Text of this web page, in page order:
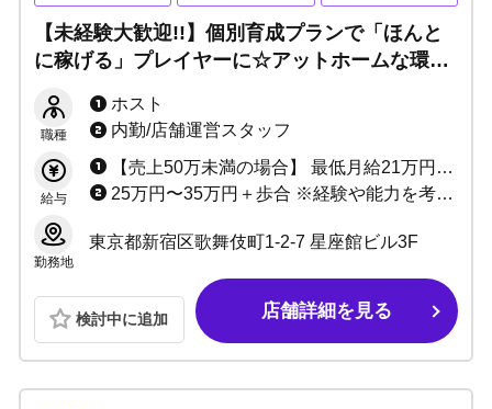
【未経験大歓迎!!】個別育成プランで「ほんと
に稼げる」プレイヤーに☆アットホームな環境
れ！
職種
ホスト
内勤/店舗運営スタッフ
給与
【売上50万未満の場合】 最低月給21万円+売上50%バック+指名ポイントバック＋各種賞金 【売上50万以上の場合】 売上最低50%〜最大94.7%バック+指名ポイントバック+ボーナス＋各種賞金 ※最大10,000円まで日払い可能
25万円〜35万円＋歩合 ※経験や能力を考慮して決定致します
勤務地
東京都新宿区歌舞伎町1-2-7 星座館ビル3F
検討中に追加 店舗詳細を見る